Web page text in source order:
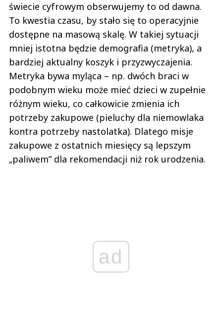
świecie cyfrowym obserwujemy to od dawna.
To kwestia czasu, by stało się to operacyjnie
dostępne na masową skalę. W takiej sytuacji
mniej istotna będzie demografia (metryka), a
bardziej aktualny koszyk i przyzwyczajenia.
Metryka bywa myląca – np. dwóch braci w
podobnym wieku może mieć dzieci w zupełnie
różnym wieku, co całkowicie zmienia ich
potrzeby zakupowe (pieluchy dla niemowlaka
kontra potrzeby nastolatka). Dlatego misje
zakupowe z ostatnich miesięcy są lepszym
„paliwem” dla rekomendacji niż rok urodzenia.
ad